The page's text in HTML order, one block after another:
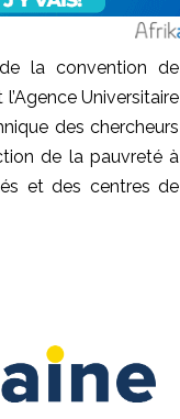
la convention de
Universitaire
des chercheurs
de la pauvreté à
et des centres de